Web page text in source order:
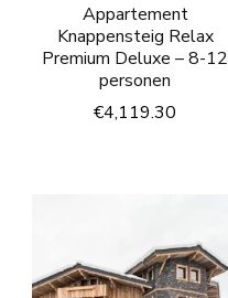
Appartement
Knappensteig Relax
Premium Deluxe – 8-12
personen
€4,119.30